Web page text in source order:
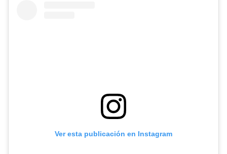
Ver esta publicación en Instagram